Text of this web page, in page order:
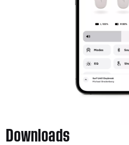
Downloads